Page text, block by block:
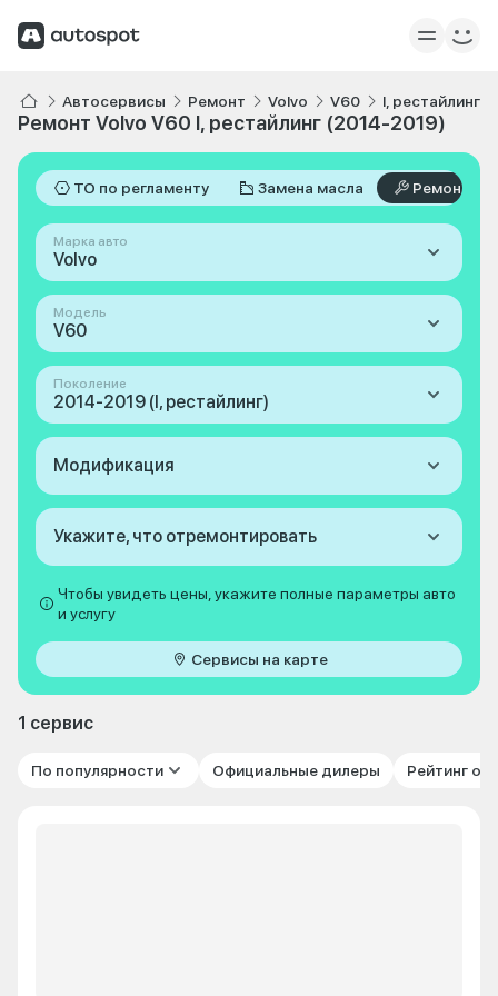
Автосервисы Ремонт Volvo V60 I, рестайлинг
Ремонт Volvo V60 I, рестайлинг (2014-2019)
ТО по регламенту Замена масла Ремонт
Марка авто
Volvo
Модель
V60
Поколение
2014-2019 (I, рестайлинг)
Модификация
Укажите, что отремонтировать
Чтобы увидеть цены, укажите полные параметры авто
и услугу
Сервисы на карте
1 сервис
По популярности Официальные дилеры Рейтинг